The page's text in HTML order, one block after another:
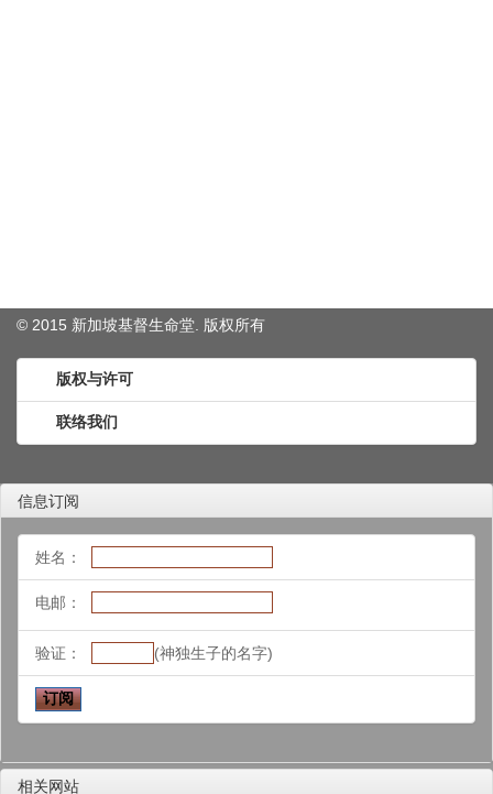
© 2015 新加坡基督生命堂. 版权所有
版权与许可
联络我们
信息订阅
姓名：
电邮：
验证： (神独生子的名字)
相关网站